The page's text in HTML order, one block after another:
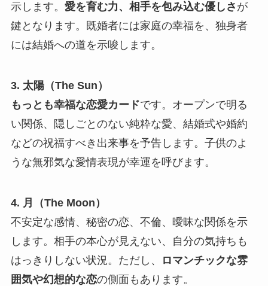
示します。 愛を育む力、相手を包み込む優しさ が
鍵となります。既婚者には家庭の幸福を、独身者
には結婚への道を示唆します。
3. 太陽（The Sun）
もっとも幸福な恋愛カードです。オープンで明る
い関係、隠しごとのない純粋な愛、結婚式や婚約
などの祝福すべき出来事を予告します。子供のよ
うな無邪気な愛情表現が幸運を呼びます。
4. 月（The Moon）
不安定な感情、秘密の恋、不倫、曖昧な関係を示
します。相手の本心が見えない、自分の気持ちも
はっきりしない状況。ただし、
ロマンチックな雰
囲気や幻想的な恋の側面もあります。